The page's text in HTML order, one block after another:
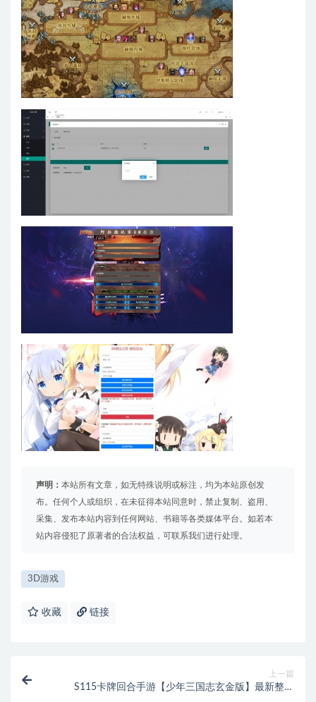
声明： 本站所有文章，如无特殊说明或标注，均为本站原创发
布。任何个人或组织，在未征得本站同意时，禁止复制、盗用、
采集、发布本站内容到任何网站、书籍等各类媒体平台。如若本
站内容侵犯了原著者的合法权益，可联系我们进行处理。
3D游戏
收藏 链接
上一篇
S115卡牌回合手游【少年三国志玄金版】最新整理